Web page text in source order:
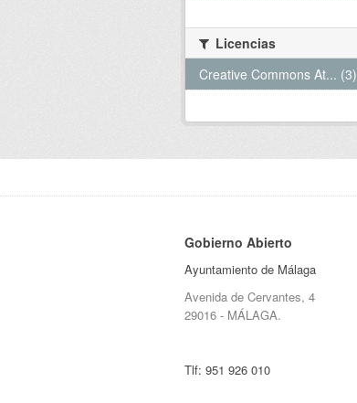
Licencias
Creative Commons At... (3)
Gobierno Abierto
Ayuntamiento de Málaga
Avenida de Cervantes, 4
29016 - MÁLAGA.
Tlf: 951 926 010